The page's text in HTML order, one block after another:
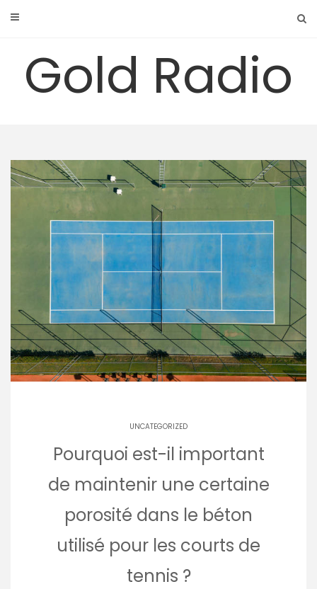
Gold Radio
UNCATEGORIZED
Pourquoi est-il important
de maintenir une certaine
porosité dans le béton
utilisé pour les courts de
tennis ?